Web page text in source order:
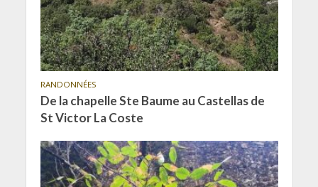
RANDONNÉES
De la chapelle Ste Baume au Castellas de
St Victor La Coste